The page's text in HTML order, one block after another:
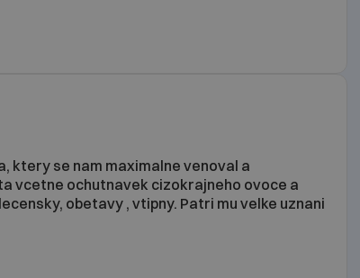
ktery se nam maximalne venoval a
vcetne ochutnavek cizokrajneho ovoce a
obetavy , vtipny. Patri mu velke uznani